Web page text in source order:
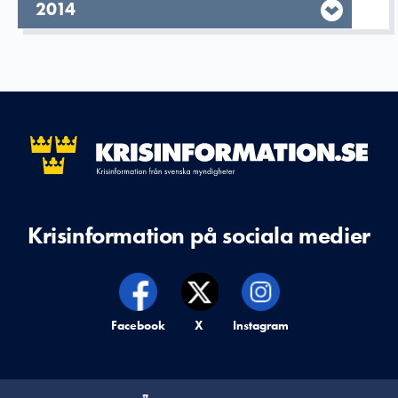
År,
2014
Krisinformation på sociala medier
Krisinformation på,
Facebook Krisinformation på,
X Krisinformation på,
Instagram